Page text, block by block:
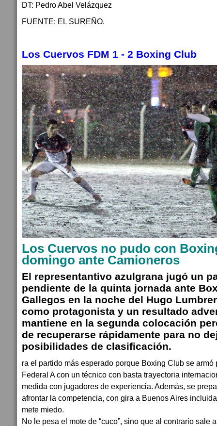
DT: Pedro Abel Velázquez
FUENTE: EL SUREÑO.
Los Cuervos FDM 1 - 2 Boxing Club
Los Cuervos no pudo con
domingo ante Camioneros
El representantivo azulgrana jugó un
pendiente de la quinta jornada ante
Gallegos en la noche del Hugo
como protagonista y un resultado
mantiene en la segunda colocación
de recuperarse rápidamente para no
posibilidades de clasificación.
ra el partido más esperado porque Boxing Club se armó
Federal A con un técnico con basta trayectoria
medida con jugadores de experiencia. Además, se
afrontar la competencia, con gira a Buenos Aires
mete miedo.
No le pesa el mote de “cuco”, sino que al contrario sale